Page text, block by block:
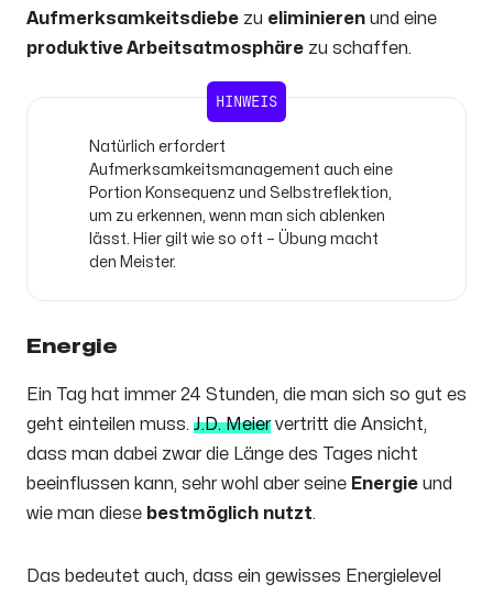
Aufmerksamkeitsdiebe zu eliminieren und eine
produktive Arbeitsatmosphäre zu schaffen.
HINWEIS
Natürlich erfordert
Aufmerksamkeitsmanagement auch eine
Portion Konsequenz und Selbstreflektion,
um zu erkennen, wenn man sich ablenken
lässt. Hier gilt wie so oft – Übung macht
den Meister.
Energie
Ein Tag hat immer 24 Stunden, die man sich so gut es
geht einteilen muss. J.D. Meiervertritt die Ansicht,
dass man dabei zwar die Länge des Tages nicht
beeinflussen kann, sehr wohl aber seine Energie und
wie man diese bestmöglich nutzt.
Das bedeutet auch, dass ein gewisses Energielevel